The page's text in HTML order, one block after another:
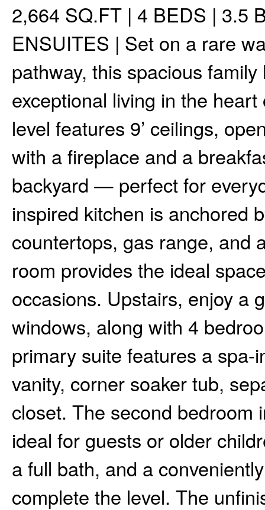
2,664 SQ.FT | 4 BEDS | 3.5
ENSUITES | Set on a rare
pathway, this spacious
exceptional living in the
level features 9’ ceilings,
with a fireplace and a
backyard — perfect for
inspired kitchen is anchored
countertops, gas range, and
room provides the ideal
occasions. Upstairs, enjoy a
windows, along with 4
primary suite features a
vanity, corner soaker tub,
closet. The second
ideal for guests or older
a full bath, and a
complete the level. The